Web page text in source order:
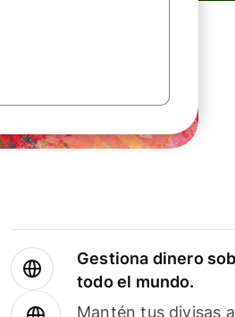
Gestiona dinero
todo el mundo.
Mantén tus divisas